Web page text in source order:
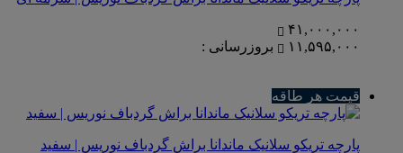
۴۱,۰۰۰,۰۰۰
۱۱,۵۹۵,۰۰۰
بروزرسانی :
قیمت هر طاقه
پارچه تریکو سلانیک ماندانا براش گردباف نوریس | سفید